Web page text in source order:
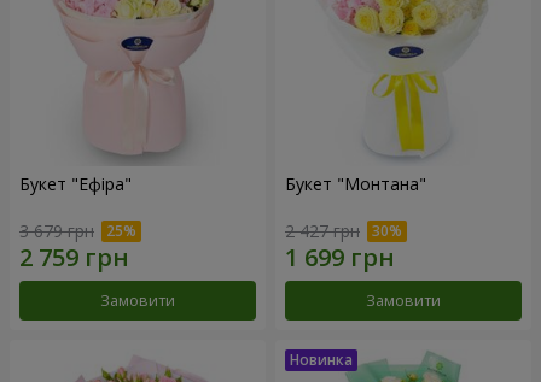
Букет "Ефіра"
3 679 грн
Замовити
Букет "Монтана"
2 427 грн
Замовити